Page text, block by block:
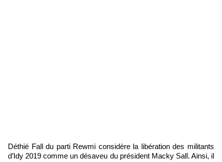
Déthié Fall du parti Rewmi considère la libération des militants
d’Idy 2019 comme un désaveu du président Macky Sall. Ainsi, il